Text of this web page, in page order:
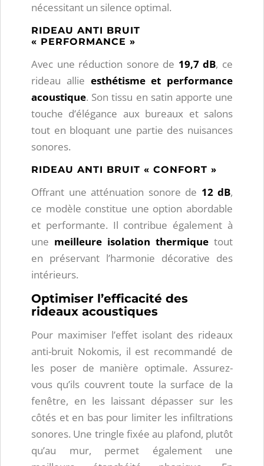
nécessitant un silence optimal.
RIDEAU ANTI BRUIT
« PERFORMANCE »
Avec une réduction sonore de 19,7 dB, ce
rideau allie esthétisme et performance
acoustique. Son tissu en satin apporte une
touche d’élégance aux bureaux et salons
tout en bloquant une partie des nuisances
sonores.
RIDEAU ANTI BRUIT « CONFORT »
Offrant une atténuation sonore de 12 dB,
ce modèle constitue une option abordable
et performante. Il contribue également à
une meilleure isolation thermique tout
en préservant l’harmonie décorative des
intérieurs.
Optimiser l’efficacité des
rideaux acoustiques
Pour maximiser l’effet isolant des rideaux
anti-bruit Nokomis, il est recommandé de
les poser de manière optimale. Assurez-
vous qu’ils couvrent toute la surface de la
fenêtre, en les laissant dépasser sur les
côtés et en bas pour limiter les infiltrations
sonores. Une tringle fixée au plafond, plutôt
qu’au mur, permet également une